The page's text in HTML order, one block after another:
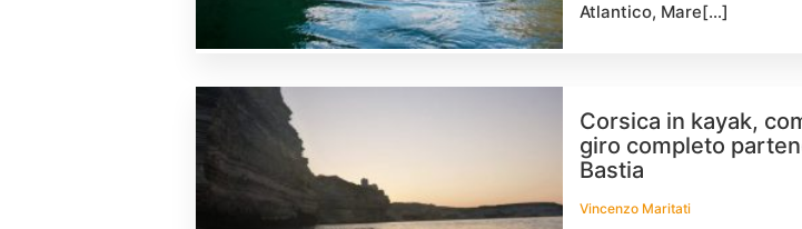
Atlantico, Mare[…]
Corsica in kayak,
giro completo
Bastia
Vincenzo Maritati